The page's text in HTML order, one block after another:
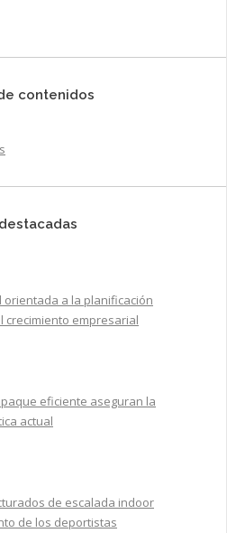
contenidos
orientada a la planificación
empresarial
eficiente aseguran la
actual
de escalada indoor
de los deportistas